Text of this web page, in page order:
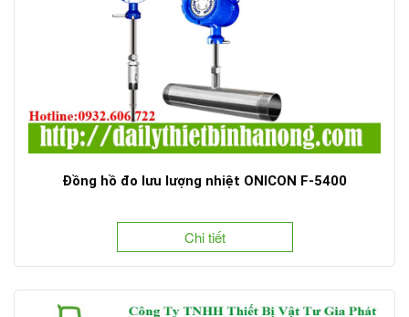
Đồng hồ đo lưu lượng nhiệt ONICON F-5400
Chi tiết